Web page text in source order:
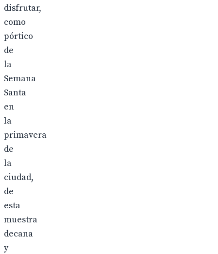
disfrutar,
como
pórtico
de
la
Semana
Santa
en
la
primavera
de
la
ciudad,
de
esta
muestra
decana
y